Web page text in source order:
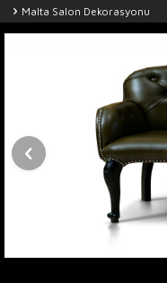
Malta Salon Dekorasyonu